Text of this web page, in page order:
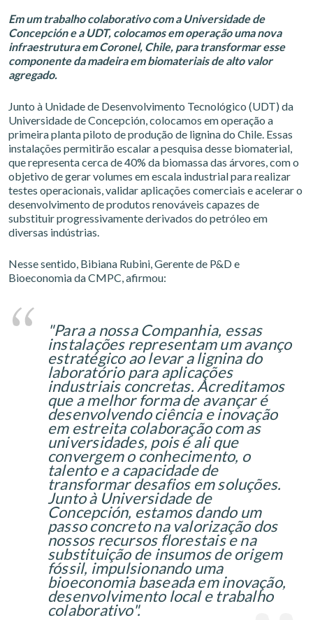
Em um trabalho colaborativo com a Universidade de
Concepción e a UDT, colocamos em operação uma nova
infraestrutura em Coronel, Chile, para transformar esse
componente da madeira em biomateriais de alto valor
agregado.
Junto à Unidade de Desenvolvimento Tecnológico (UDT) da
Universidade de Concepción, colocamos em operação a
primeira planta piloto de produção de lignina do Chile. Essas
instalações permitirão escalar a pesquisa desse biomaterial,
que representa cerca de 40% da biomassa das árvores, com o
objetivo de gerar volumes em escala industrial para realizar
testes operacionais, validar aplicações comerciais e acelerar o
desenvolvimento de produtos renováveis capazes de
substituir progressivamente derivados do petróleo em
diversas indústrias.
Nesse sentido, Bibiana Rubini, Gerente de P&D e
Bioeconomia da CMPC, afirmou:
"Para a nossa Companhia, essas
instalações representam um avanço
estratégico ao levar a lignina do
laboratório para aplicações
industriais concretas. Acreditamos
que a melhor forma de avançar é
desenvolvendo ciência e inovação
em estreita colaboração com as
universidades, pois é ali que
convergem o conhecimento, o
talento e a capacidade de
transformar desafios em soluções.
Junto à Universidade de
Concepción, estamos dando um
passo concreto na valorização dos
nossos recursos florestais e na
substituição de insumos de origem
fóssil, impulsionando uma
bioeconomia baseada em inovação,
desenvolvimento local e trabalho
colaborativo".